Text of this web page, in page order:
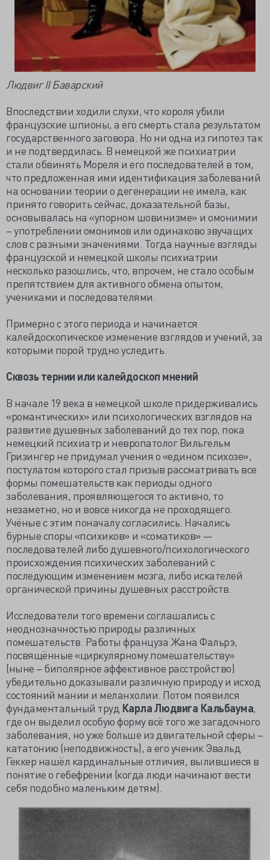
Людвиг II Баварский
Впоследствии ходили слухи, что короля убили
французские шпионы, а его смерть стала результатом
государственного заговора. Но ни одна из гипотез так
и не подтвердилась. В немецкой же психиатрии
стали обвинять Мореля и его последователей в том,
что предложенная ими идентификация заболеваний
на основании теории о дегенерации не имела, как
принято говорить сейчас, доказательной базы,
основывалась на «упорном шовинизме» и омонимии
– употреблении омонимов или одинаково звучащих
слов с разными значениями. Тогда научные взгляды
французской и немецкой школы психиатрии
несколько разошлись, что, впрочем, не стало особым
препятствием для активного обмена опытом,
учениками и последователями.
Примерно с этого периода и начинается
калейдоскопическое изменение взглядов и учений, за
которыми порой трудно уследить.
Сквозь тернии или калейдоскоп мнений
В начале 19 века в немецкой школе придерживались
«романтических» или психологических взглядов на
развитие душевных заболеваний до тех пор, пока
немецкий психиатр и невропатолог Вильгельм
Гризингер не придумал учения о «едином психозе»,
постулатом которого стал призыв рассматривать все
формы помешательств как периоды одного
заболевания, проявляющегося то активно, то
незаметно, но и вовсе никогда не проходящего.
Учёные с этим поначалу согласились. Начались
бурные споры «психиков» и «соматиков» —
последователей либо душевного/психологического
происхождения психических заболеваний с
последующим изменением мозга, либо искателей
органической причины душевных расстройств.
Исследователи того времени соглашались с
неоднозначностью природы различных
помешательств. Работы француза Жана Фальрэ,
посвящённые «циркулярному помешательству»
(ныне – биполярное аффективное расстройство)
убедительно доказывали различную природу и исход
состояний мании и меланхолии. Потом появился
фундаментальный труд Карла Людвига Кальбаума,
где он выделил особую форму всё того же загадочного
заболевания, но уже больше из двигательной сферы –
кататонию (неподвижность), а его ученик Эвальд
Геккер нашёл кардинальные отличия, вылившиеся в
понятие о гебефрении (когда люди начинают вести
себя подобно маленьким детям).